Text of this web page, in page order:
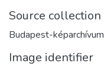
Source collection
Budapest-képarchívum
Image identifier